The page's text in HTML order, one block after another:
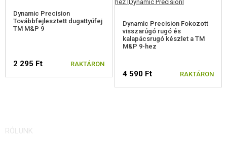
Dynamic Precision
Továbbfejlesztett dugattyúfej
TM M&P 9
2 295 Ft RAKTÁRON
Dynamic Precision Fokozott
visszarúgó rugó és
kalapácsrugó készlet a TM
M&P 9-hez
4 590 Ft RAKTÁRON
RÓLUNK